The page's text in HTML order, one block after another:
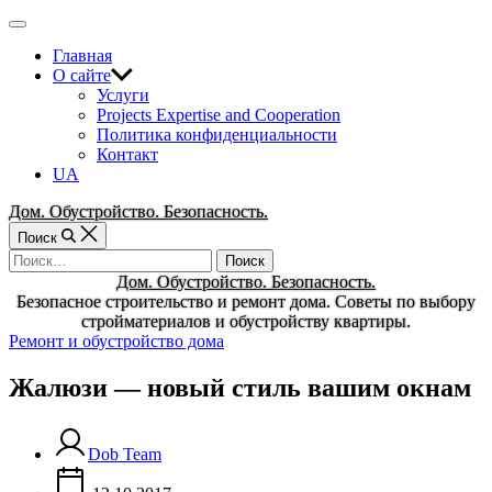
Перейти
содержимому
Вне
холстаГлавная
О сайте
Услуги
Projects Expertise and Cooperation
Политика конфиденциальности
Контакт
UA
Дом. Обустройство. Безопасность.
Поиск
Найти:
Дом. Обустройство. Безопасность.
Безопасное строительство и ремонт дома. Советы по выбору
стройматериалов и обустройству квартиры.
Рубрики
Ремонт и обустройство дома
Жалюзи — новый стиль вашим окнам
Dob Team